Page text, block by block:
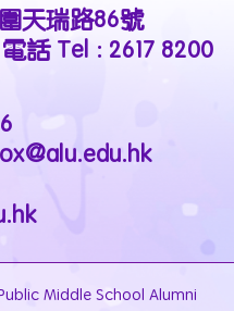
天瑞路86號
電話 Tel : 2617 8200
Middle School Alumni